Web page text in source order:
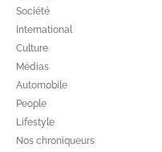
Société
International
Culture
Médias
Automobile
People
Lifestyle
Nos chroniqueurs